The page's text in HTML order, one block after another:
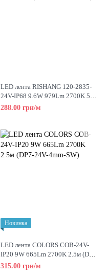
LED лента RISHANG 120-2835-
24V-IP68 9.6W 979Lm 2700K 5м
(RVA0C0TC-A-SW)
288.00 грн/м
Новинка
LED лента COLORS COB-24V-
IP20 9W 665Lm 2700K 2.5м (DP7-
24V-4mm-SW)
315.00 грн/м